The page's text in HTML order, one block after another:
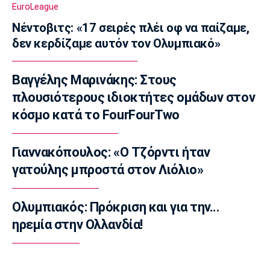
Στην Ελλάς Σύρου ο Οκοβέτσι
17:15
ΟΦΗ: Ανακοίνωσε τον Ντίκμαν
17:09
Σπορ
μετάλλια στο Παγκόσμιο Πρωτάθλημα ILCA4
17:00
Κολύμβηση
800 μέτρων η Βασιλάκη
16:45
Κολύμβηση
EuroLeague
Νέντοβιτς: «17 σειρές πλέι οφ να παίζαμε,
δεν κερδίζαμε αυτόν τον Ολυμπιακό»
Βαγγέλης Μαρινάκης: Στους
πλουσιότερους ιδιοκτήτες ομάδων στον
κόσμο κατά το FourFourTwo
Γιαννακόπουλος: «Ο Τζόρντι ήταν
γατούλης μπροστά στον Λιόλιο»
Ολυμπιακός: Πρόκριση και για την...
ηρεμία στην Ολλανδία!